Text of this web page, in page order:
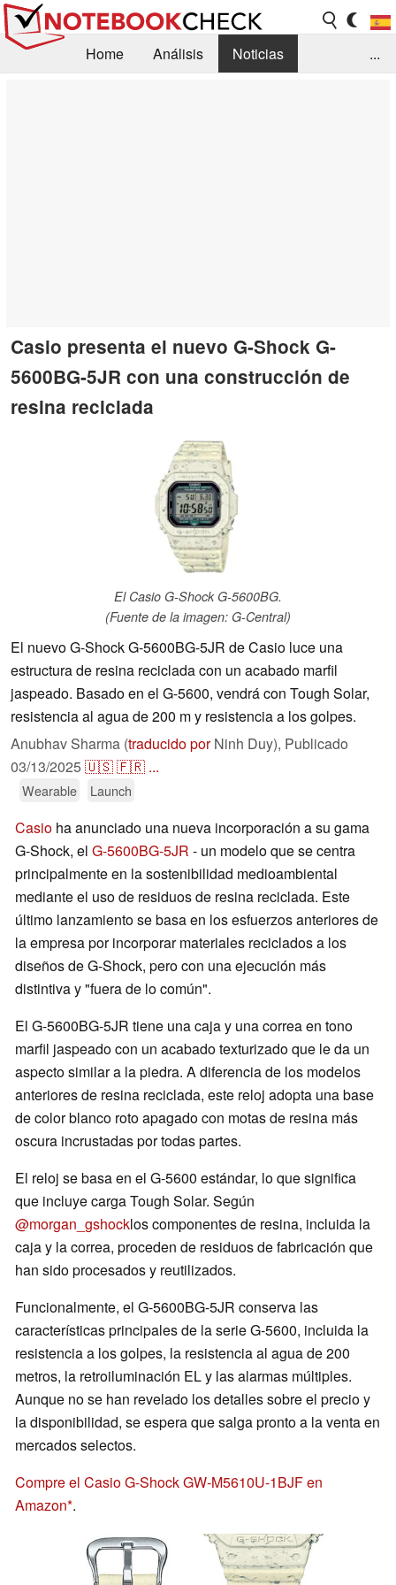
Home Análisis
Noticias
...
Casio presenta el nuevo G-Shock G-
5600BG-5JR con una construcción de
resina reciclada
El Casio G-Shock G-5600BG.
(Fuente de la imagen: G-Central)
El nuevo G-Shock G-5600BG-5JR de Casio luce una
estructura de resina reciclada con un acabado marfil
jaspeado. Basado en el G-5600, vendrá con Tough Solar,
resistencia al agua de 200 m y resistencia a los golpes.
Anubhav Sharma (traducido porNinh Duy), Publicado
03/13/2025🇺🇸🇫🇷 ...
Wearable Launch
Casio ha anunciado una nueva incorporación a su gama
G-Shock, el G-5600BG-5JR - un modelo que se centra
principalmente en la sostenibilidad medioambiental
mediante el uso de residuos de resina reciclada. Este
último lanzamiento se basa en los esfuerzos anteriores de
la empresa por incorporar materiales reciclados a los
diseños de G-Shock, pero con una ejecución más
distintiva y "fuera de lo común".
El G-5600BG-5JR tiene una caja y una correa en tono
marfil jaspeado con un acabado texturizado que le da un
aspecto similar a la piedra. A diferencia de los modelos
anteriores de resina reciclada, este reloj adopta una base
de color blanco roto apagado con motas de resina más
oscura incrustadas por todas partes.
El reloj se basa en el G-5600 estándar, lo que significa
que incluye carga Tough Solar. Según
@morgan_gshocklos componentes de resina, incluida la
caja y la correa, proceden de residuos de fabricación que
han sido procesados y reutilizados.
Funcionalmente, el G-5600BG-5JR conserva las
características principales de la serie G-5600, incluida la
resistencia a los golpes, la resistencia al agua de 200
metros, la retroiluminación EL y las alarmas múltiples.
Aunque no se han revelado los detalles sobre el precio y
la disponibilidad, se espera que salga pronto a la venta en
mercados selectos.
Compre el Casio G-Shock GW-M5610U-1BJF en
Amazon .